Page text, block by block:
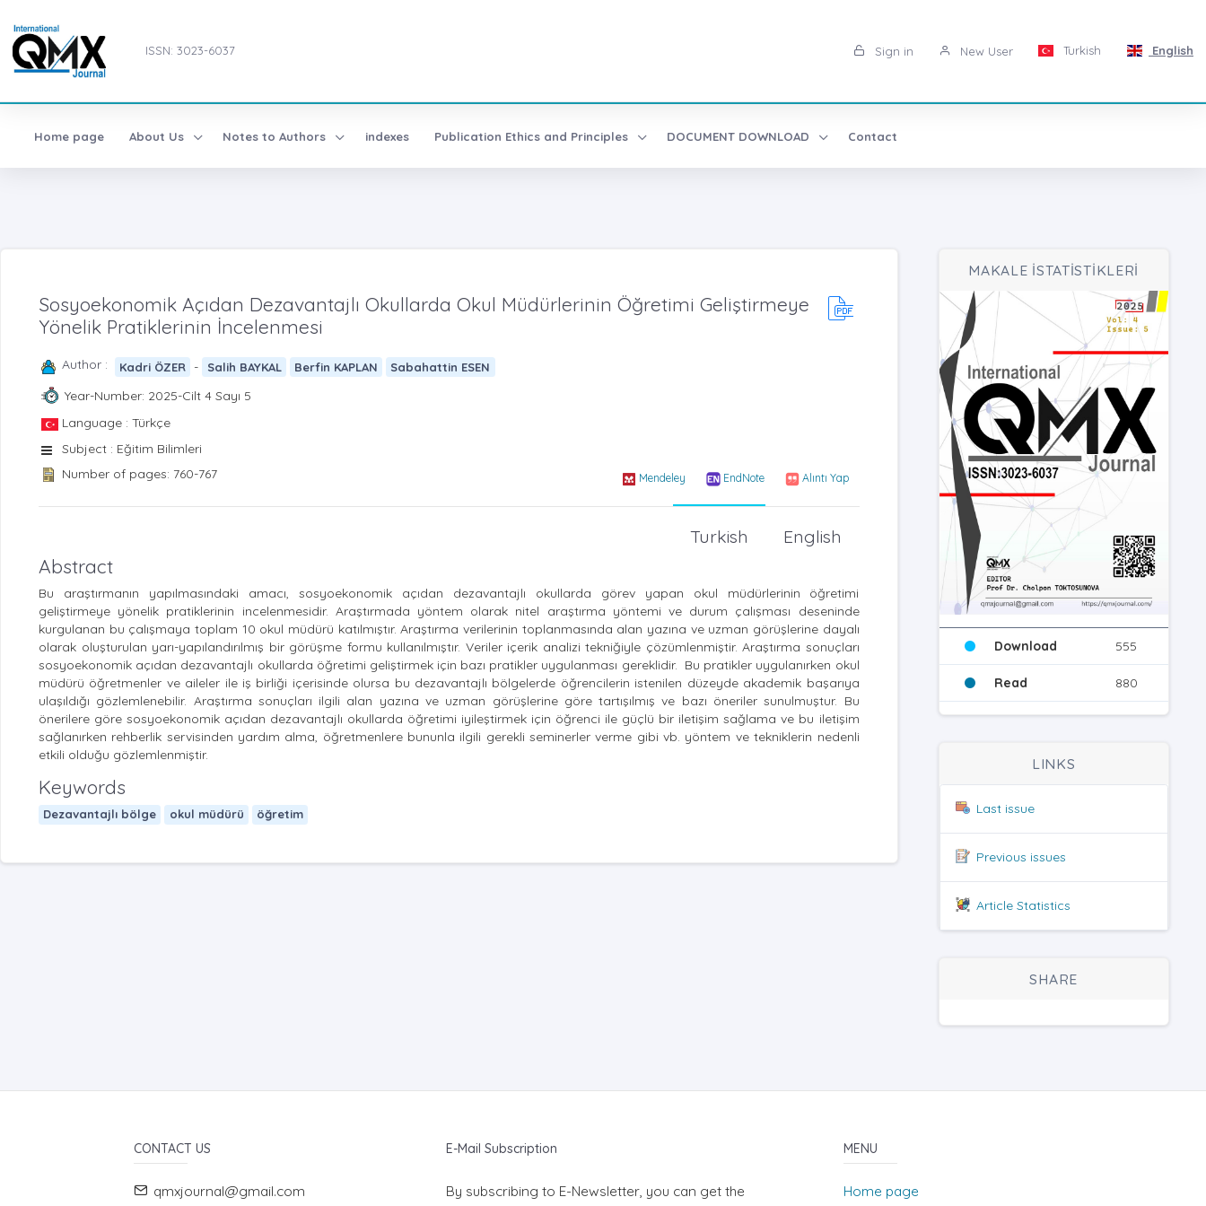
ISSN: 3023-6037 Sign in New User Turkish English
Home page About Us Notes to Authors indexes Publication Ethics and Principles DOCUMENT DOWNLOAD Contact
Sosyoekonomik Açıdan Dezavantajlı Okullarda Okul Müdürlerinin Öğretimi Geliştirmeye
Yönelik Pratiklerinin İncelenmesi
Author : Kadri ÖZER - Salih BAYKAL Berfin KAPLAN Sabahattin ESEN
Year-Number: 2025-Cilt 4 Sayı 5
Language : Türkçe
Subject : Eğitim Bilimleri
Number of pages: 760-767
Mendeley EndNote Alıntı Yap
English
Turkish
Abstract
Bu araştırmanın yapılmasındaki amacı, sosyoekonomik açıdan dezavantajlı okullarda görev yapan okul müdürlerinin öğretimi
geliştirmeye yönelik pratiklerinin incelenmesidir. Araştırmada yöntem olarak nitel araştırma yöntemi ve durum çalışması deseninde
kurgulanan bu çalışmaya toplam 10 okul müdürü katılmıştır. Araştırma verilerinin toplanmasında alan yazına ve uzman görüşlerine dayalı
olarak oluşturulan yarı-yapılandırılmış bir görüşme formu kullanılmıştır. Veriler içerik analizi tekniğiyle çözümlenmiştir. Araştırma sonuçları
sosyoekonomik açıdan dezavantajlı okullarda öğretimi geliştirmek için bazı pratikler uygulanması gereklidir. Bu pratikler uygulanırken okul
müdürü öğretmenler ve aileler ile iş birliği içerisinde olursa bu dezavantajlı bölgelerde öğrencilerin istenilen düzeyde akademik başarıya
ulaşıldığı gözlemlenebilir. Araştırma sonuçları ilgili alan yazına ve uzman görüşlerine göre tartışılmış ve bazı öneriler sunulmuştur. Bu
önerilere göre sosyoekonomik açıdan dezavantajlı okullarda öğretimi iyileştirmek için öğrenci ile güçlü bir iletişim sağlama ve bu iletişim
sağlanırken rehberlik servisinden yardım alma, öğretmenlere bununla ilgili gerekli seminerler verme gibi vb. yöntem ve tekniklerin nedenli
etkili olduğu gözlemlenmiştir.
Keywords
Dezavantajlı bölge okul müdürü öğretim
MAKALE İSTATİSTİKLERİ
Download 555
Read 880
LINKS
Last issue
Previous issues
Article Statistics
SHARE
CONTACT US
qmxjournal@gmail.com
E-Mail Subscription
By subscribing to E-Newsletter, you can get the
MENU
Home page